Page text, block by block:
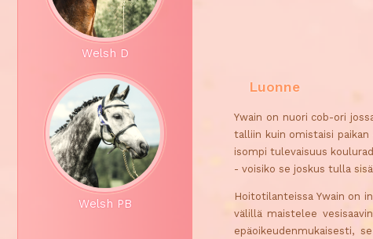
Welsh D
Welsh PB
Luonne
Ywain on nuori cob-ori
talliin kuin omistaisi
isompi tulevaisuus
- voisiko se joskus tulla
Hoitotilanteissa Ywain on
välillä maistelee
epäoikeudenmukaisesti,